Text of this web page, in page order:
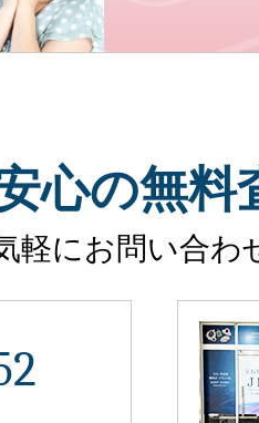
心の無料
軽にお問い合わ